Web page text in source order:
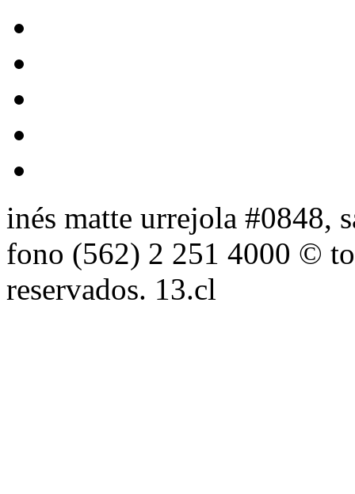
inés matte urrejola #0848,
fono (562) 2 251 4000 ©
reservados. 13.cl